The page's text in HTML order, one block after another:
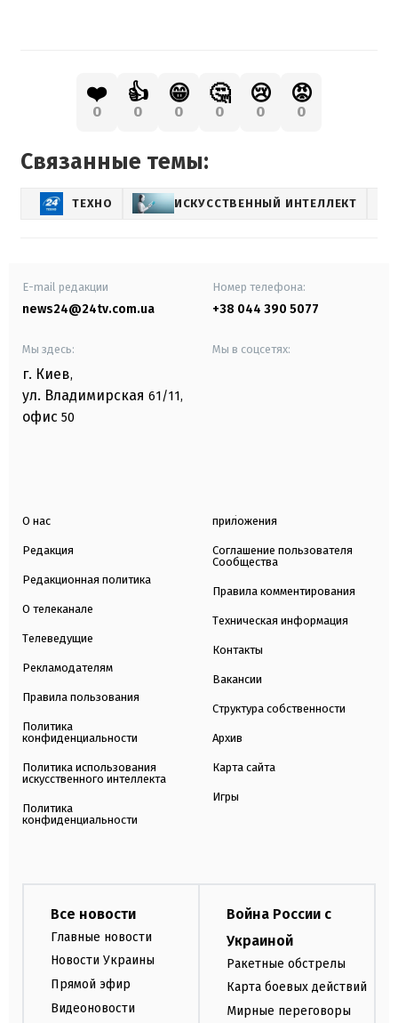
❤️
0
👍
0
😁
0
🤔
0
😢
0
😡
0
Связанные темы:
ТЕХНО ИСКУССТВЕННЫЙ ИНТЕЛЛЕКТ
E-mail редакции
news24@24tv.com.ua
Номер телефона:
+38 044 390 5077
Мы здесь:
г. Киев,
ул. Владимирская 61/11,
офис 50
Мы в соцсетях:
О нас
Редакция
Редакционная политика
О телеканале
Телеведущие
Рекламодателям
Правила пользования
Политика
конфиденциальности
Политика использования
искусственного интеллекта
Политика
конфиденциальности
приложения
Соглашение пользователя
Сообщества
Правила комментирования
Техническая информация
Контакты
Вакансии
Структура собственности
Архив
Карта сайта
Игры
Все новости
Главные новости
Новости Украины
Прямой эфир
Видеоновости
Война России с
Украиной
Ракетные обстрелы
Карта боевых действий
Мирные переговоры